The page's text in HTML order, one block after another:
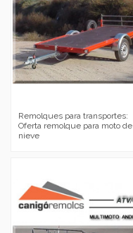
Remolques para transportes:
Oferta remolque para moto de
nieve